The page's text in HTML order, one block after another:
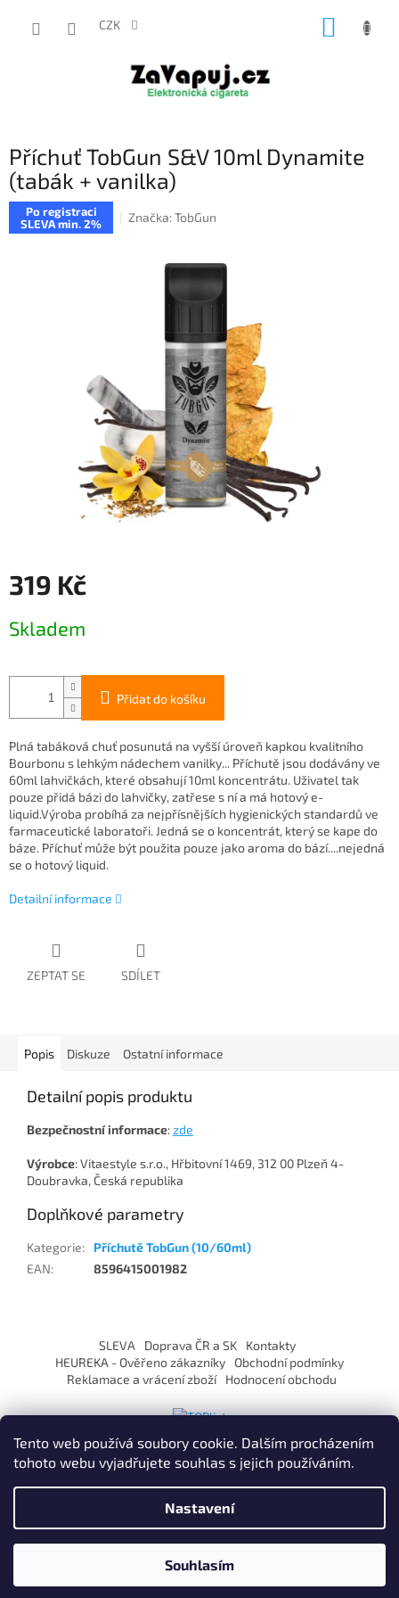
Tento web používá soubory cookie. Dalším procházením
tohoto webu vyjadřujete souhlas s jejich používáním.
Nastavení
Souhlasím
CZK
Příchuť TobGun S&V 10ml Dynamite
(tabák + vanilka)
Po registraci
SLEVA min. 2%
Značka:TobGun
319 Kč
cena:
Skladem
Přidat do košíku
Plná tabáková chuť posunutá na vyšší úroveň kapkou kvalitního
Bourbonu s lehkým nádechem vanilky... Příchutě jsou dodávány ve
60ml lahvičkách, které obsahují 10ml koncentrátu. Uživatel tak
pouze přidá bázi do lahvičky, zatřese s ní a má hotový e-
liquid.Výroba probíhá za nejpřísnějších hygienických standardů ve
farmaceutické laboratoři. Jedná se o koncentrát, který se kape do
báze. Příchuť může být použita pouze jako aroma do bází....nejedná
se o hotový liquid.
Detailní informace
ZEPTAT SE SDÍLET
Popis Diskuze Ostatní informace
Detailní popis produktu
Bezpečnostní informace:zde
Výrobce: Vitaestyle s.r.o., Hřbitovní 1469, 312 00 Plzeň 4-
Doubravka, Česká republika
Doplňkové parametry
Kategorie:
Příchutě TobGun (10/60ml)
EAN: 8596415001982
í
SLEVA Doprava ČR a SK
Kontakty
HEUREKA - Ověřeno zákazníky
Obchodní podmínky
Reklamace a vrácení zboží
Hodnocení obchodu